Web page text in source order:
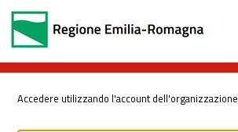
Accedere utilizzando l'account dell'organizzazione